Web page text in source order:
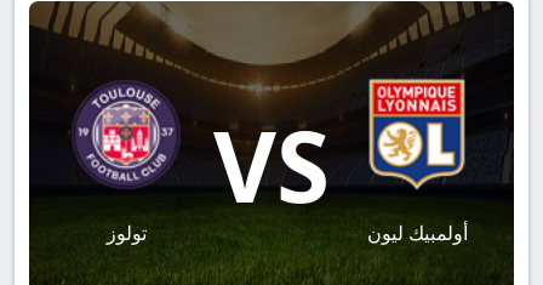
أولمبيك ليون
VS
تولوز